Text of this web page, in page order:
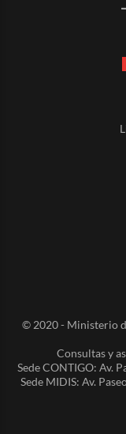
© 2020 - Ministerio
Consultas y
Sede CONTIGO: Av.
Sede MIDIS: Av.